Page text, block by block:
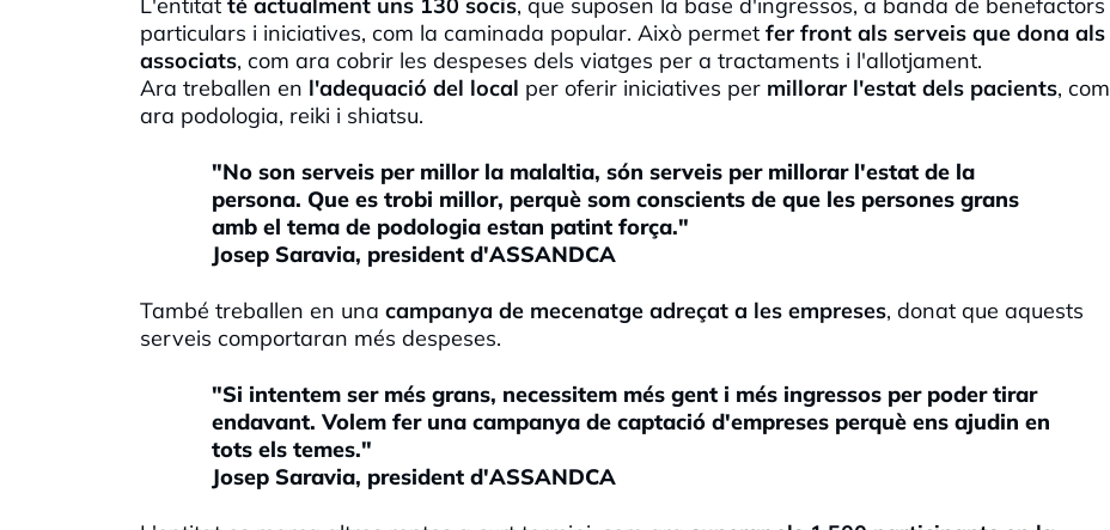
particulars i iniciatives, com la caminada popular. Això permet fer front als serveis que dona als
associats, com ara cobrir les despeses dels viatges per a tractaments i l'allotjament.
Ara treballen en l'adequació del local per oferir iniciatives per millorar l'estat dels pacients, com
ara podologia, reiki i shiatsu.
"No son serveis per millor la malaltia, són serveis per millorar l'estat de la
persona. Que es trobi millor, perquè som conscients de que les persones grans
amb el tema de podologia estan patint força."
Josep Saravia, president d'ASSANDCA
També treballen en una campanya de mecenatge adreçat a les empreses, donat que aquests
serveis comportaran més despeses.
"Si intentem ser més grans, necessitem més gent i més ingressos per poder tirar
endavant. Volem fer una campanya de captació d'empreses perquè ens ajudin en
tots els temes."
Josep Saravia, president d'ASSANDCA